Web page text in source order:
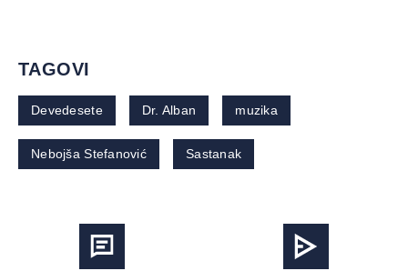
TAGOVI
Devedesete Dr. Alban muzika
Nebojša Stefanović Sastanak